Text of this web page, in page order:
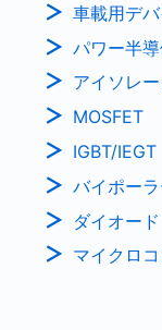
車載用デ
パワー半
アイソレ
MOSFET
IGBT/IEGT
バイポー
ダイオード
マイクロ